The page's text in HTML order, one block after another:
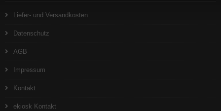
Liefer- und Versandkosten
Datenschutz
AGB
Impressum
Kontakt
ekiosk Kontakt